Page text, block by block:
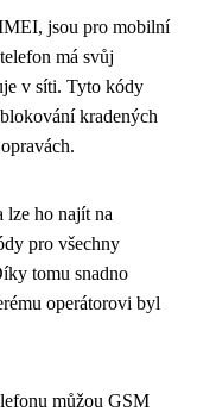
jsou pro mobilní
má svůj
v síti. Tyto kódy
kradených
lze ho najít na
pro všechny
tomu snadno
operátorovi byl
můžou GSM